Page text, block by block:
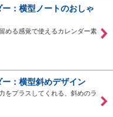
：横型ノートのおしゃ
める感覚で使えるカレンダー素
：横型斜めデザイン
をプラスしてくれる、斜めのラ